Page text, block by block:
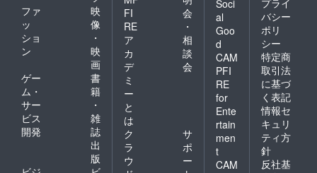
記入く
い。
郵送い
たしま
す。 完
成作品
のDVD
or Blu-
ray ・
記載さ
れてい
る住所
に完成
作品の
DVD、
または
Blu-ray
ファ
ッ
ショ
ン
映
像
・
映
画
ゲー
ム・
サー
ビス
開発
書
籍
・
雑
誌
出
版
FI
RE
ア
カ
デ
ミ
ー
と
は
会
・
相
談
会
ク
ラ
ウ
サ
ポ
ー
Soci
al
Goo
d
CAM
PFI
RE
for
Ente
rtain
men
t
CAM
プライ
バシー
ポリ
シー
特定商
取引法
に基づ
く表記
情報セ
キュリ
ティ方
針
反社基